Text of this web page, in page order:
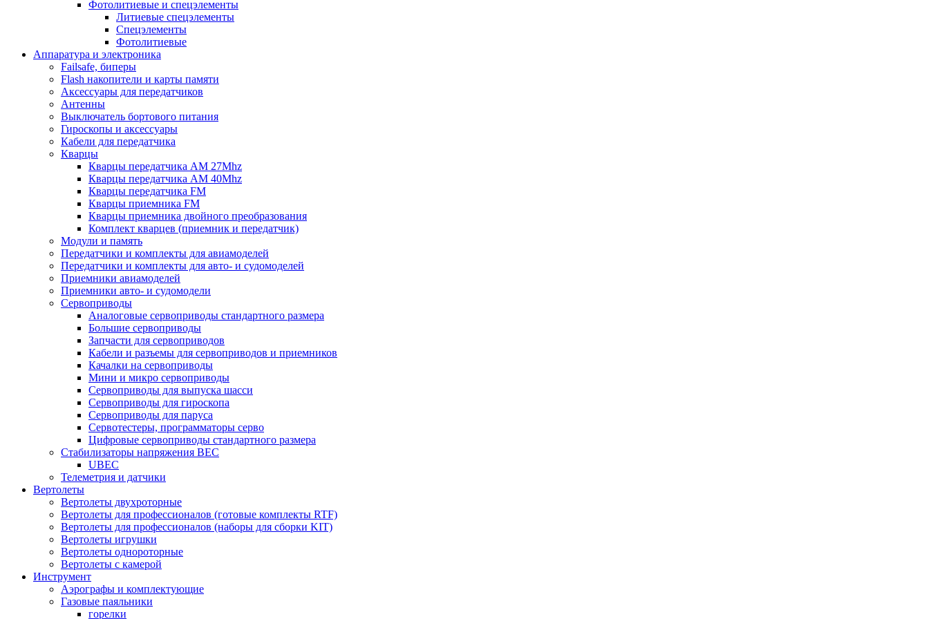
Фотолитиевые и спецэлементы
Литиевые спецэлементы
Спецэлементы
Фотолитиевые
Аппаратура и электроника
Failsafe, биперы
Flash накопители и карты памяти
Аксессуары для передатчиков
Антенны
Выключатель бортового питания
Гироскопы и аксессуары
Кабели для передатчика
Кварцы
Кварцы передатчика AM 27Mhz
Кварцы передатчика AM 40Mhz
Кварцы передатчика FM
Кварцы приемника FM
Кварцы приемника двойного преобразования
Комплект кварцев (приемник и передатчик)
Модули и память
Передатчики и комплекты для авиамоделей
Передатчики и комплекты для авто- и судомоделей
Приемники авиамоделей
Приемники авто- и судомодели
Сервоприводы
Аналоговые сервоприводы стандартного размера
Большие сервоприводы
Запчасти для сервоприводов
Кабели и разъемы для сервоприводов и приемников
Качалки на сервоприводы
Мини и микро сервоприводы
Сервоприводы для выпуска шасси
Сервоприводы для гироскопа
Сервоприводы для паруса
Сервотестеры, программаторы серво
Цифровые сервоприводы стандартного размера
Стабилизаторы напряжения BEC
UBEC
Телеметрия и датчики
Вертолеты
Вертолеты двухроторные
Вертолеты для профессионалов (готовые комплекты RTF)
Вертолеты для профессионалов (наборы для сборки KIT)
Вертолеты игрушки
Вертолеты однороторные
Вертолеты с камерой
Инструмент
Аэрографы и комплектующие
Газовые паяльники
горелки